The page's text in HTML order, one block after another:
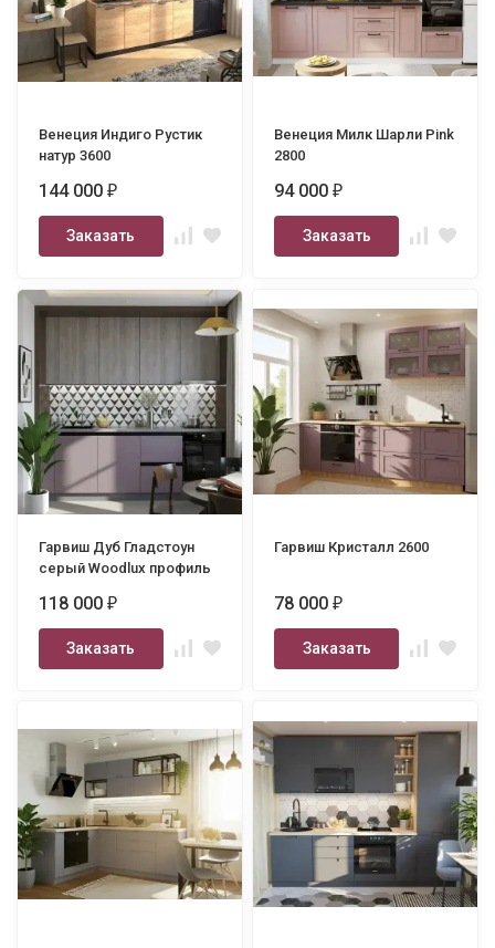
Венеция Индиго Рустик
натур 3600
144 000₽
Заказать
Венеция Милк Шарли Pink
2800
94 000₽
Заказать
Гарвиш Дуб Гладстоун
серый Woodlux профиль
118 000₽
Заказать
Гарвиш Кристалл 2600
78 000₽
Заказать